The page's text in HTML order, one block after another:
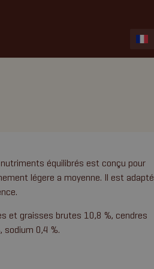
équilibrés est conçu pour
légere a moyenne. Il est adapté
et graisses brutes 10,8 %, cendres
sodium 0,4 %.